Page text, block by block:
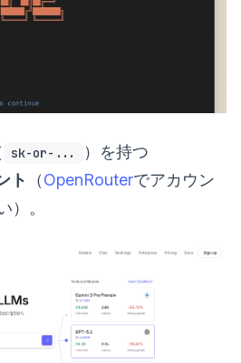
sk-or-...
）を持つ
ト
（OpenRouterでアカウン
）。